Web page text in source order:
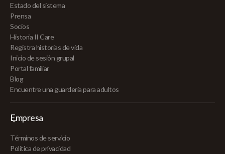
Estado del sistema
Prensa
Socios
Historia II Care
Registra historias de vida
Inicio de sesión grupal
Portal familiar
Blog
Encuentre una guardería para adultos
Empresa
Términos de servicio
Política de privacidad